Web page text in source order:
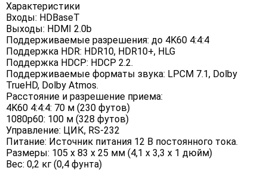
Характеристики
Входы: HDBaseT
Выходы: HDMI 2.0b
Поддерживаемые разрешения: до 4K60 4:4:4
Поддержка HDR: HDR10, HDR10+, HLG
Поддержка HDCP: HDCP 2.2.
Поддерживаемые форматы звука: LPCM 7.1, Dolby
TrueHD, Dolby Atmos.
Расстояние и разрешение приема:
4K60 4:4:4: 70 м (230 футов)
1080p60: 100 м (328 футов)
Управление: ЦИК, RS-232
Питание: Источник питания 12 В постоянного тока.
Размеры: 105 х 83 х 25 мм (4,1 х 3,3 х 1 дюйм)
Вес: 0,2 кг (0,4 фунта)